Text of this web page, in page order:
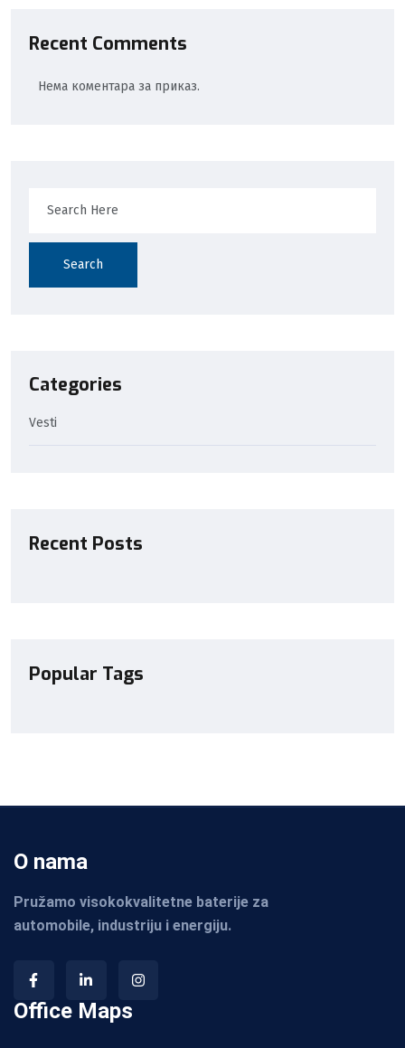
Recent Comments
Нема коментара за приказ.
Search
Categories
Vesti
Recent Posts
Popular Tags
O nama
Pružamo visokokvalitetne baterije za
automobile, industriju i energiju.
Office Maps